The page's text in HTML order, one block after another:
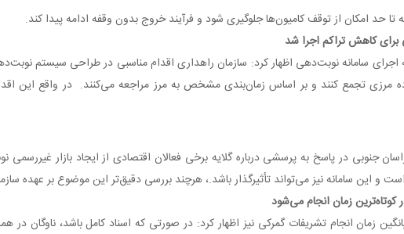
حد امکان از توقف کامیون‌ها جلوگیری شود و فرآیند خروج بدون وقفه ادامه پیدا کند.
کاهش تراکم اجرا شد
اجرای سامانه نوبت‌دهی اظهار کرد: سازمان راهداری اقدام مناسبی در طراحی سیستم
مرزی تجمع کنند و بر اساس زمان‌بندی مشخص به مرز مراجعه می‌کنند. در واقع این
جنوبی در پاسخ به پرسشی درباره گلایه برخی فعالان اقتصادی از ایجاد بازار
و این سامانه نیز می‌تواند تأثیرگذار باشد.، هرچند بررسی دقیق‌تر این موضوع بر عهده
کوتاه‌ترین زمان انجام می‌شود
زمان انجام تشریفات گمرکی نیز اظهار کرد: در صورتی که اسناد کامل باشد، ناوگان